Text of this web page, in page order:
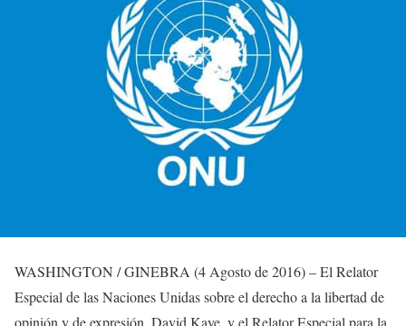
WASHINGTON / GINEBRA (4 Agosto de 2016) – El Relator
Especial de las Naciones Unidas sobre el derecho a la libertad de
opinión y de expresión, David Kaye, y el Relator Especial para la